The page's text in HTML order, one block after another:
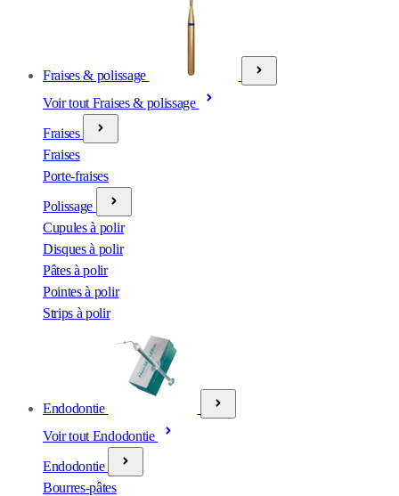
Fraises & polissage
Voir tout Fraises & polissage
Fraises
Fraises
Porte-fraises
Polissage
Cupules à polir
Disques à polir
Pâtes à polir
Pointes à polir
Strips à polir
Endodontie
Voir tout Endodontie
Endodontie
Bourres-pâtes